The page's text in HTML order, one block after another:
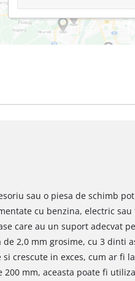
sau o piesa de schimb
cu benzina, electric sau
care au un suport adecvat
2,0 mm grosime, cu 3 dinti
crescute in exces, cum ar fi
mm, aceasta poate fi